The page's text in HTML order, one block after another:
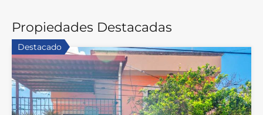
Propiedades Destacadas
Destacado